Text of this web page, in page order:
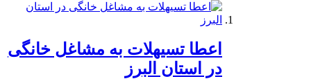
️اعطا تسیهلات به مشاغل خانگی
در استان البرز